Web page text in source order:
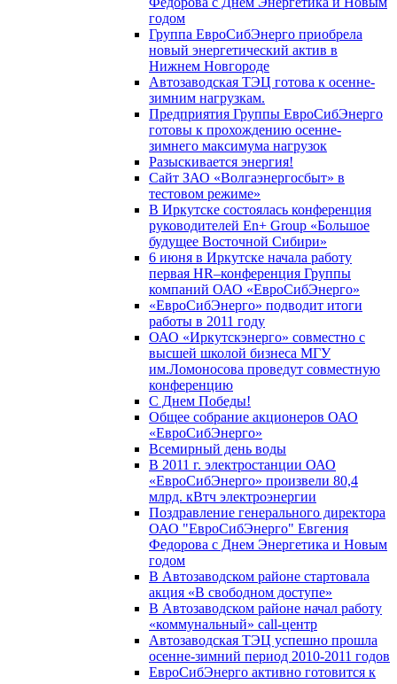
годом
Группа ЕвроСибЭнерго приобрела
новый энергетический актив в
Нижнем Новгороде
Автозаводская ТЭЦ готова к осенне-
зимним нагрузкам.
Предприятия Группы ЕвроСибЭнерго
готовы к прохождению осенне-
зимнего максимума нагрузок
Разыскивается энергия!
Сайт ЗАО «Волгаэнергосбыт» в
тестовом режиме»
В Иркутске состоялась конференция
руководителей En+ Group «Большое
будущее Восточной Сибири»
6 июня в Иркутске начала работу
первая HR–конференция Группы
компаний ОАО «ЕвроСибЭнерго»
«ЕвроСибЭнерго» подводит итоги
работы в 2011 году
ОАО «Иркутскэнерго» совместно с
высшей школой бизнеса МГУ
им.Ломоносова проведут совместную
конференцию
С Днем Победы!
Общее собрание акционеров ОАО
«ЕвроСибЭнерго»
Всемирный день воды
В 2011 г. электростанции ОАО
«ЕвроСибЭнерго» произвели 80,4
млрд. кВтч электроэнергии
Поздравление генерального директора
ОАО "ЕвроСибЭнерго" Евгения
Федорова с Днем Энергетика и Новым
годом
В Автозаводском районе стартовала
акция «В свободном доступе»
В Автозаводском районе начал работу
«коммунальный» call-центр
Автозаводская ТЭЦ успешно прошла
осенне-зимний период 2010-2011 годов
ЕвроСибЭнерго активно готовится к